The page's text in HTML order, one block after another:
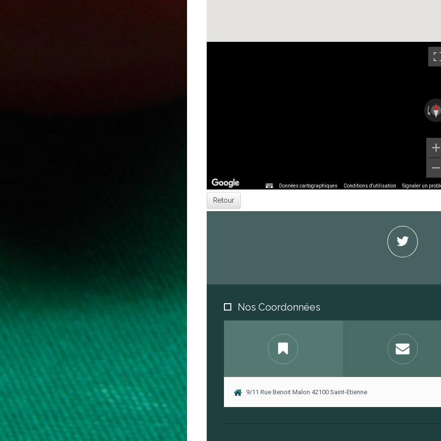
Données cartographiques Conditions d'utilisation Signaler un
Données cartographiques Conditions d'utilisation Signaler un
Données cartographiques Conditions d'utilisation Signaler un
Nos Coordonnées
9/11 Rue Benoit Malon 42100 Saint-Etienne